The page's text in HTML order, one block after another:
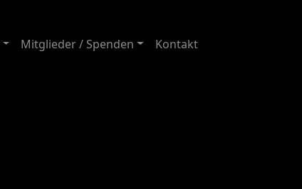
Mitglieder / Spenden Kontakt